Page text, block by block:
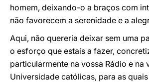
homem, deixando-o a braços com
não favorecem a serenidade e a
Aqui, não quereria deixar sem uma
o esforço que estais a fazer,
particularmente na vossa Rádio e na
Universidade católicas, para as